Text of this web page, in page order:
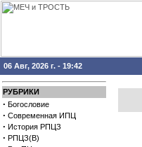
06 Авг, 2026 г. - 19:42
РУБРИКИ
· Богословие
· Современная ИПЦ
· История РПЦЗ
· РПЦЗ(В)